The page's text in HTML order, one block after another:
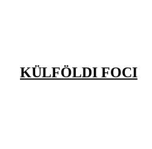
KÜLFÖLDI FOCI